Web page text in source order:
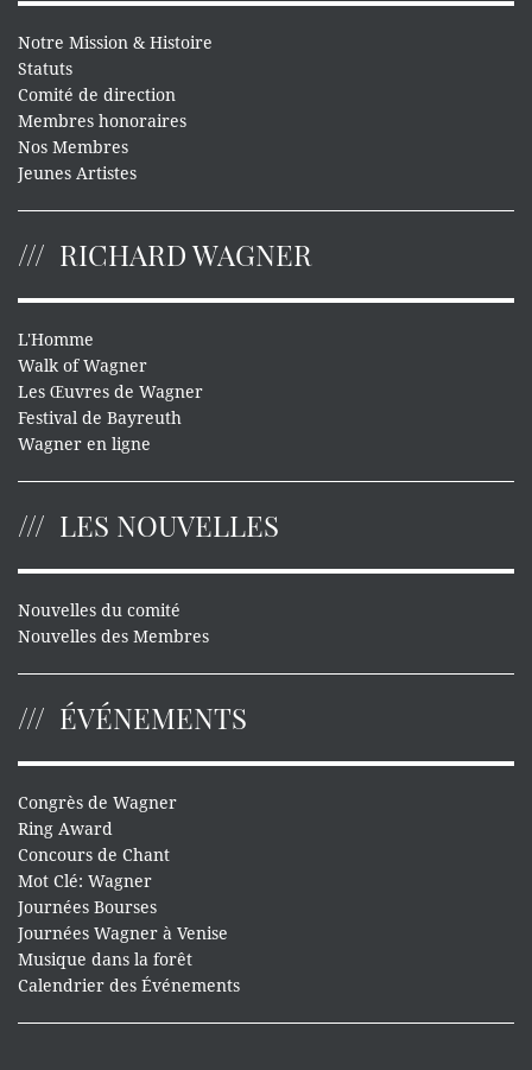
Notre Mission & Histoire
Statuts
Comité de direction
Membres honoraires
Nos Membres
Jeunes Artistes
RICHARD WAGNER
L'Homme
Walk of Wagner
Les Œuvres de Wagner
Festival de Bayreuth
Wagner en ligne
LES NOUVELLES
Nouvelles du comité
Nouvelles des Membres
ÉVÉNEMENTS
Congrès de Wagner
Ring Award
Concours de Chant
Mot Clé: Wagner
Journées Bourses
Journées Wagner à Venise
Musique dans la forêt
Calendrier des Événements